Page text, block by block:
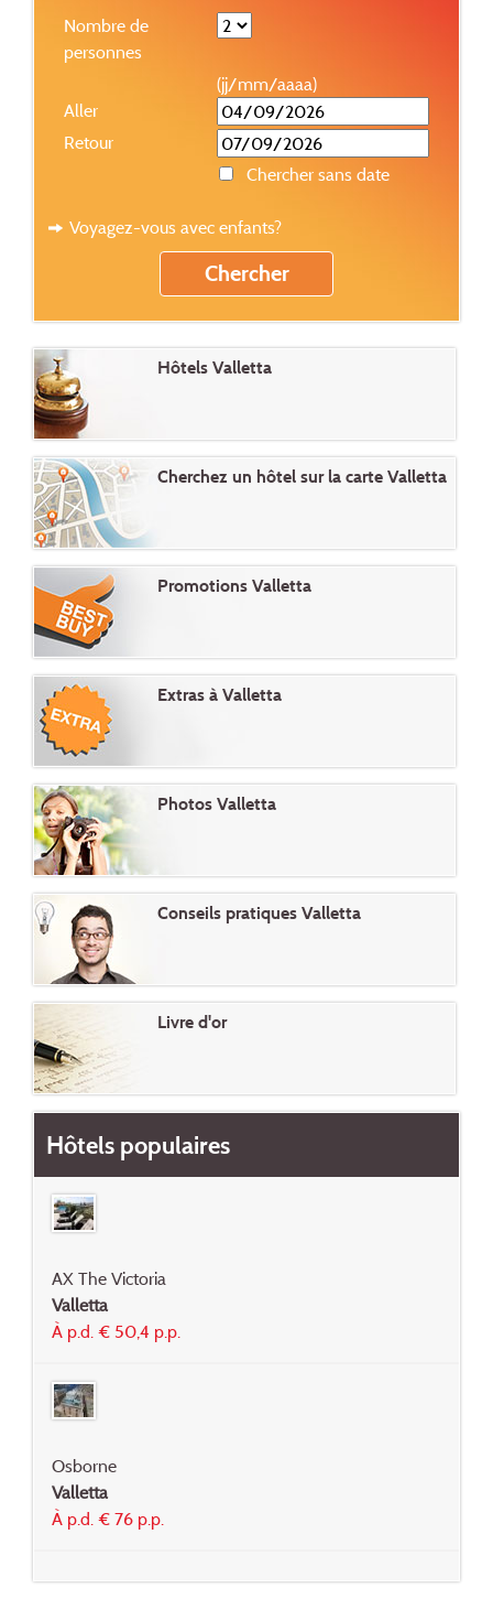
Nombre de
personnes
(jj/mm/aaaa)
Aller
Retour
Chercher sans date
Voyagez-vous avec enfants?
Hôtels Valletta
Cherchez un hôtel sur la carte Valletta
Promotions Valletta
Extras à Valletta
Photos Valletta
Conseils pratiques Valletta
Livre d'or
Hôtels populaires
AX The Victoria
Valletta
À p.d. € 50,4 p.p.
Osborne
Valletta
À p.d. € 76 p.p.